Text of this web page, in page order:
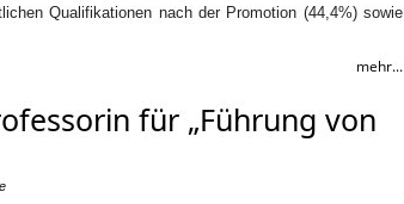
Qualifikationen nach der Promotion (44,4%) sowie
mehr...
für „Führung von